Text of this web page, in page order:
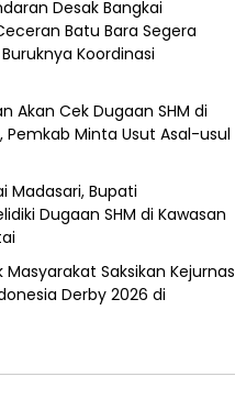
Desak Bangkai
Batu Bara Segera
Koordinasi
Akan Cek Dugaan SHM di
Pemkab Minta Usut Asal-usul
Madasari, Bupati
Dugaan SHM di Kawasan
Saksikan Kejurnas
Derby 2026 di